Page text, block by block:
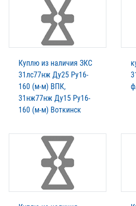
Куплю из наличия ЗКС
31лс77нж Ду25 Ру16-
160 (м-м) ВПК,
31нж77нж Ду15 Ру16-
160 (м-м) Воткинск